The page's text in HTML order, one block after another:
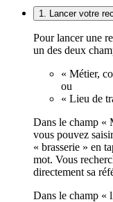
1. Lancer votre
Pour lancer une
un des deux
« Métier,
ou
« Lieu de
Dans le champ «
vous pouvez
« brasserie » en
mot. Vous
directement sa
Dans le champ «